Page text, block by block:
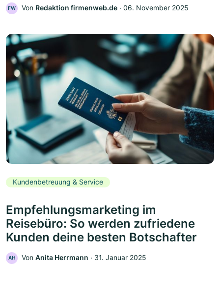
FW Von Redaktion firmenweb.de ‧ 06. November 2025
Kundenbetreuung & Service
Empfehlungsmarketing im
Reisebüro: So werden zufriedene
Kunden deine besten Botschafter
AH Von Anita Herrmann ‧ 31. Januar 2025